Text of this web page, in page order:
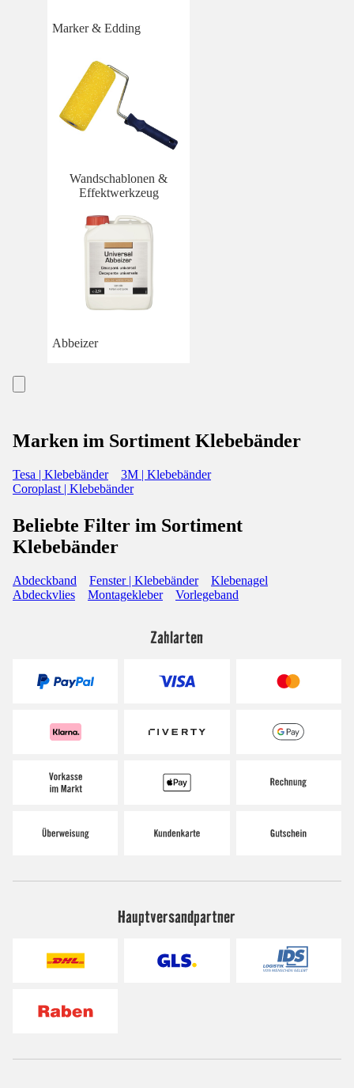
Marker & Edding
Wandschablonen &
Effektwerkzeug
Abbeizer
Marken im Sortiment Klebebänder
Tesa | Klebebänder
3M | Klebebänder
Coroplast | Klebebänder
Beliebte Filter im Sortiment
Klebebänder
Abdeckband Fenster | Klebebänder
Klebenagel
Abdeckvlies
Montagekleber Vorlegeband
Zahlarten
Hauptversandpartner